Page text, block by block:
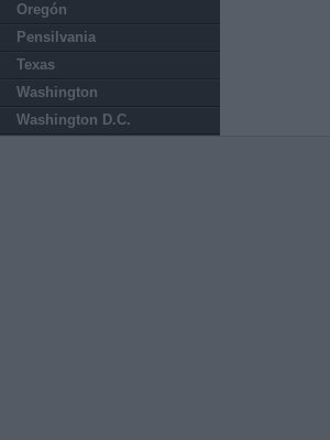
Oregón
Pensilvania
Texas
Washington
Washington D.C.